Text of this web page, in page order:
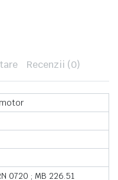
Recenzii (0)
0720 ; MB 226.51